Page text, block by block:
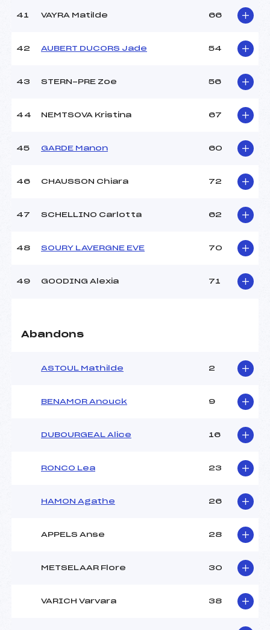
41 VAYRA Matilde 66
42 AUBERT DUCORS Jade 54
43 STERN-PRE Zoe 56
44 NEMTSOVA Kristina 67
45 GARDE Manon 60
46 CHAUSSON Chiara 72
47 SCHELLINO Carlotta 62
48 SOURY LAVERGNE EVE 70
49 GOODING Alexia 71
Abandons
ASTOUL Mathilde 2
BENAMOR Anouck 9
DUBOURGEAL Alice 16
RONCO Lea 23
HAMON Agathe 26
APPELS Anse 28
METSELAAR Flore 30
VARICH Varvara 38